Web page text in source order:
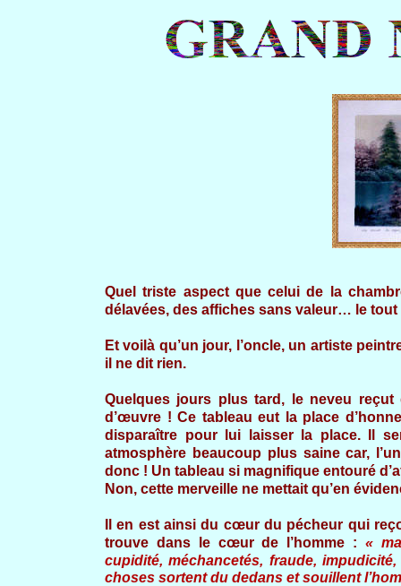
Quel triste aspect que celui de la
délavées, des affiches sans valeur… le
Et voilà qu’un jour, l’oncle, un artiste
il ne dit rien.
Quelques jours plus tard, le neveu
d’œuvre ! Ce tableau eut la place
disparaître pour lui laisser la place. Il
atmosphère beaucoup plus saine car,
donc ! Un tableau si magnifique entouré
Non, cette merveille ne mettait qu’en
Il en est ainsi du cœur du pécheur qui
trouve dans le cœur de l’homme : «
cupidité, méchancetés, fraude,
choses sortent du dedans et souillent